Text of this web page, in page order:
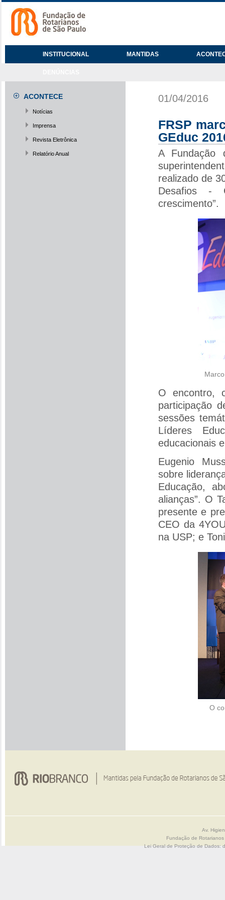
INSTITUCIONAL MANTIDAS
ACONTECE
Notícias
Imprensa
Revista Eletrônica
Relatório Anual
01/04/2016
FRSP
GEduc
A Fundação
realizado de
Desafios -
crescimento”.
O encontro,
participação
sessões
Líderes
educacionais
Eugenio
sobre
Educação,
alianças”. O
presente e
CEO da
na USP; e
O
Av.
Fundação de
Lei Geral de Proteção de Dados: